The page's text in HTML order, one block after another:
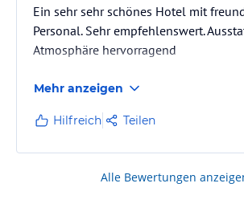
Ein sehr sehr schönes Hotel mit
Personal. Sehr empfehlenswert.
Atmosphäre hervorragend
Mehr anzeigen
Hilfreich Teilen
Alle Bewertungen